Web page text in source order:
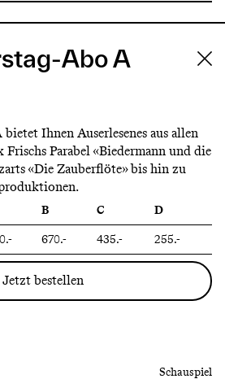
Abo A
Ihnen Auserlesenes aus allen
Parabel «Biedermann und die
«Die Zauberflöte» bis hin zu
B C
D
670.- 435.- 255.-
Jetzt bestellen
Schauspiel